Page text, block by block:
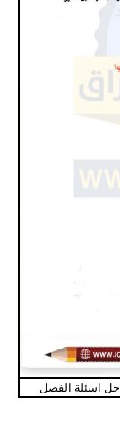
حل اسئلة الفصل